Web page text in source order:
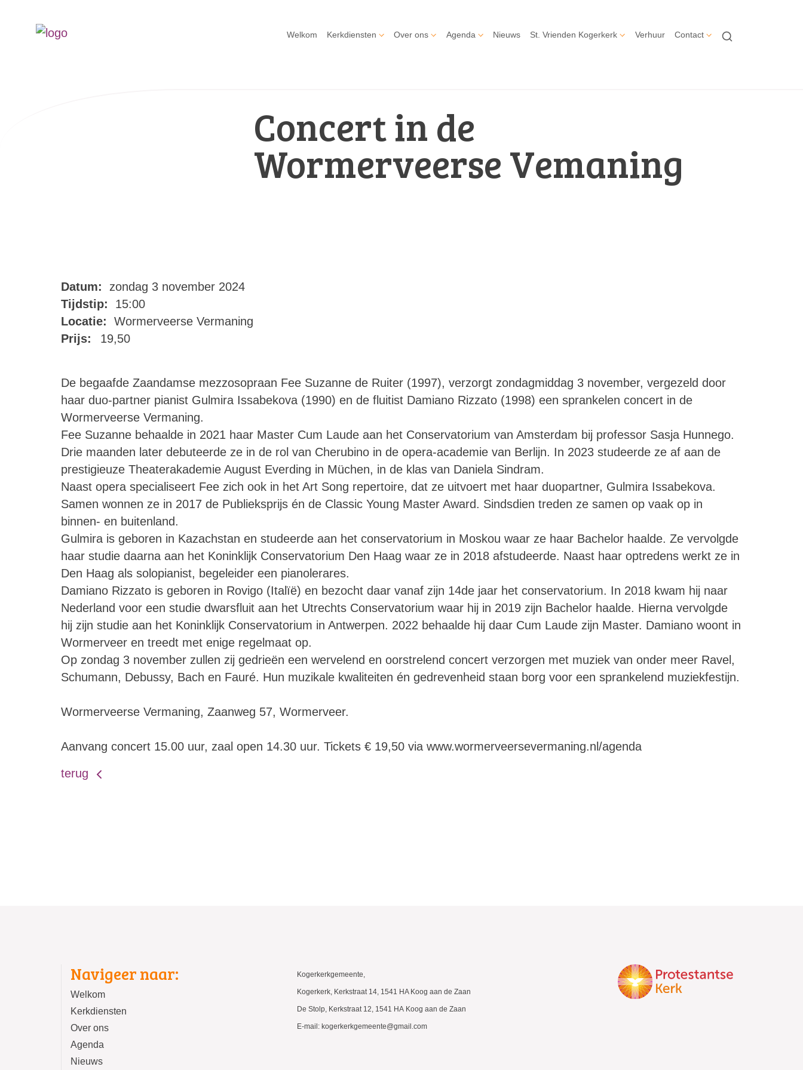
Welkom Kerkdiensten Over ons Agenda Nieuws St. Vrienden Kogerkerk Verhuur Contact
Concert in de
Wormerveerse Vemaning
Datum:
zondag 3 november 2024
Tijdstip:
15:00
Locatie:
Wormerveerse Vermaning
Prijs:
19,50
De begaafde Zaandamse mezzosopraan Fee Suzanne de Ruiter (1997), verzorgt zondagmiddag 3 november, vergezeld door
haar duo-partner pianist Gulmira Issabekova (1990) en de fluitist Damiano Rizzato (1998) een sprankelen concert in de
Wormerveerse Vermaning.
Fee Suzanne behaalde in 2021 haar Master Cum Laude aan het Conservatorium van Amsterdam bij professor Sasja Hunnego.
Drie maanden later debuteerde ze in de rol van Cherubino in de opera-academie van Berlijn. In 2023 studeerde ze af aan de
prestigieuze Theaterakademie August Everding in Müchen, in de klas van Daniela Sindram.
Naast opera specialiseert Fee zich ook in het Art Song repertoire, dat ze uitvoert met haar duopartner, Gulmira Issabekova.
Samen wonnen ze in 2017 de Publieksprijs én de Classic Young Master Award. Sindsdien treden ze samen op vaak op in
binnen- en buitenland.
Gulmira is geboren in Kazachstan en studeerde aan het conservatorium in Moskou waar ze haar Bachelor haalde. Ze vervolgde
haar studie daarna aan het Koninklijk Conservatorium Den Haag waar ze in 2018 afstudeerde. Naast haar optredens werkt ze in
Den Haag als solopianist, begeleider een pianolerares.
Damiano Rizzato is geboren in Rovigo (Italïë) en bezocht daar vanaf zijn 14de jaar het conservatorium. In 2018 kwam hij naar
Nederland voor een studie dwarsfluit aan het Utrechts Conservatorium waar hij in 2019 zijn Bachelor haalde. Hierna vervolgde
hij zijn studie aan het Koninklijk Conservatorium in Antwerpen. 2022 behaalde hij daar Cum Laude zijn Master. Damiano woont in
Wormerveer en treedt met enige regelmaat op.
Op zondag 3 november zullen zij gedrieën een wervelend en oorstrelend concert verzorgen met muziek van onder meer Ravel,
Schumann, Debussy, Bach en Fauré. Hun muzikale kwaliteiten én gedrevenheid staan borg voor een sprankelend muziekfestijn.
Wormerveerse Vermaning, Zaanweg 57, Wormerveer.
Aanvang concert 15.00 uur, zaal open 14.30 uur. Tickets € 19,50 via www.wormerveersevermaning.nl/agenda
terug
Navigeer naar:
Welkom
Kerkdiensten
Over ons
Agenda
Nieuws
Kogerkerkgemeente,
Kogerkerk, Kerkstraat 14, 1541 HA Koog aan de Zaan
De Stolp, Kerkstraat 12, 1541 HA Koog aan de Zaan
E-mail: kogerkerkgemeente@gmail.com